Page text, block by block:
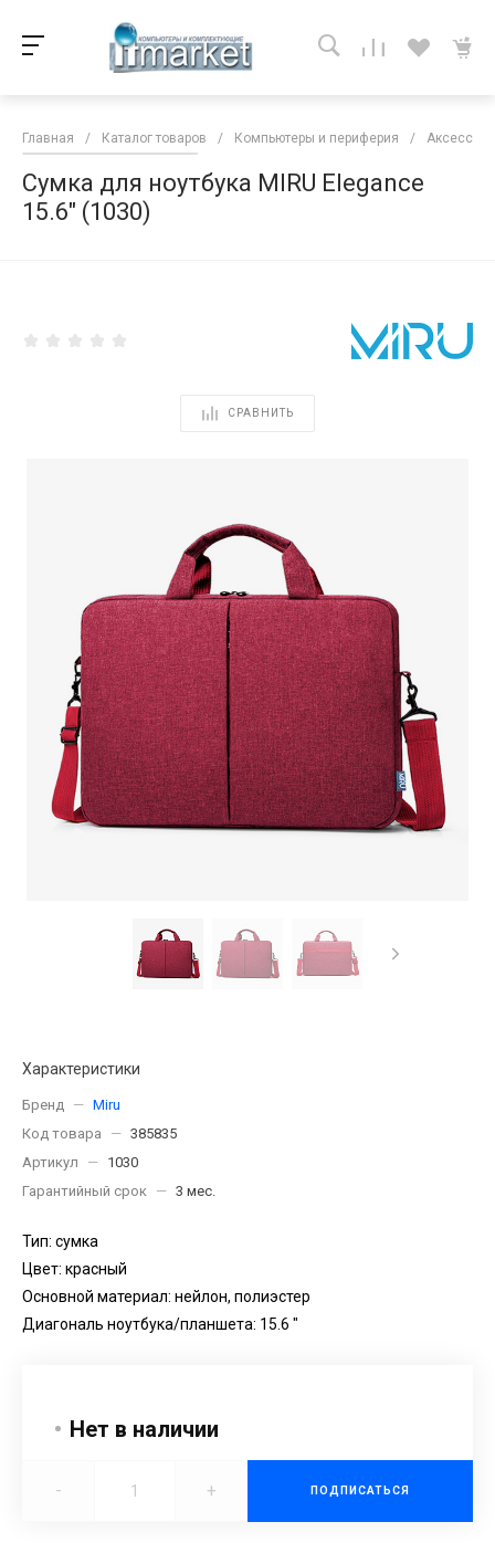
Главная / Каталог товаров / Компьютеры и периферия /
Сумка для ноутбука MIRU Elegance
15.6" (1030)
СРАВНИТЬ
Характеристики
Бренд — Miru
Код товара
— 385835
Артикул
— 1030
Гарантийный срок
— 3 мес.
Тип: сумка
Цвет: красный
Основной материал: нейлон, полиэстер
Диагональ ноутбука/планшета: 15.6 "
Нет в наличии
- + ПОДПИСАТЬСЯ